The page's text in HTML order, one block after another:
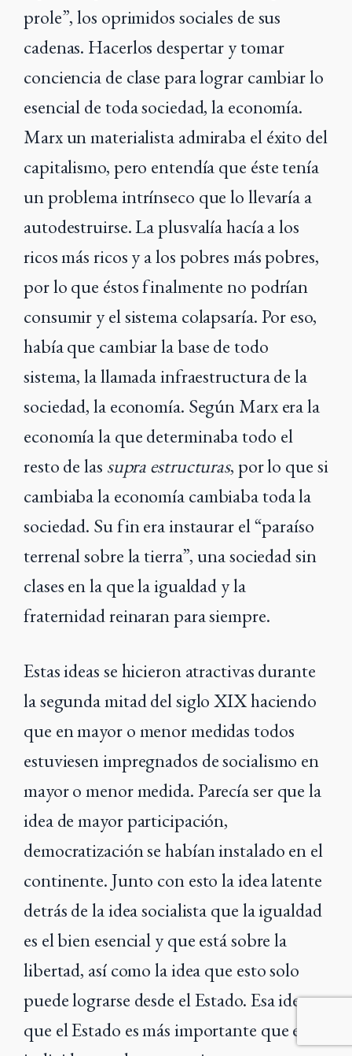
prole”, los oprimidos sociales de sus
cadenas. Hacerlos despertar y tomar
conciencia de clase para lograr cambiar lo
esencial de toda sociedad, la economía.
Marx un materialista admiraba el éxito del
capitalismo, pero entendía que éste tenía
un problema intrínseco que lo llevaría a
autodestruirse. La plusvalía hacía a los
ricos más ricos y a los pobres más pobres,
por lo que éstos finalmente no podrían
consumir y el sistema colapsaría. Por eso,
había que cambiar la base de todo
sistema, la llamada infraestructura de la
sociedad, la economía. Según Marx era la
economía la que determinaba todo el
resto de las supra estructuras, por lo que si
cambiaba la economía cambiaba toda la
sociedad. Su fin era instaurar el “paraíso
terrenal sobre la tierra”, una sociedad sin
clases en la que la igualdad y la
fraternidad reinaran para siempre.
Estas ideas se hicieron atractivas durante
la segunda mitad del siglo XIX haciendo
que en mayor o menor medidas todos
estuviesen impregnados de socialismo en
mayor o menor medida. Parecía ser que la
idea de mayor participación,
democratización se habían instalado en el
continente. Junto con esto la idea latente
detrás de la idea socialista que la igualdad
es el bien esencial y que está sobre la
libertad, así como la idea que esto solo
puede lograrse desde el Estado. Esa idea
que el Estado es más importante que el